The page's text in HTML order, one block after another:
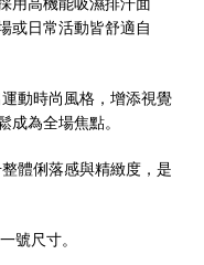
用高機能吸濕排汗面
或日常活動皆舒適自
動時尚風格，增添視覺
成為全場焦點。
體俐落感與精緻度，是
號尺寸。